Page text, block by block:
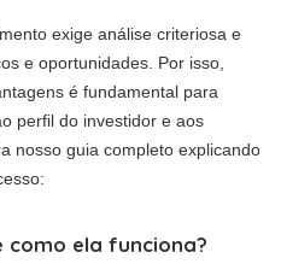
exige análise criteriosa e
e oportunidades. Por isso,
é fundamental para
perfil do investidor e aos
nosso guia completo explicando
como ela funciona?